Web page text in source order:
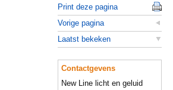
Print deze pagina
Vorige pagina
Laatst bekeken
Contactgevens
New Line licht en geluid